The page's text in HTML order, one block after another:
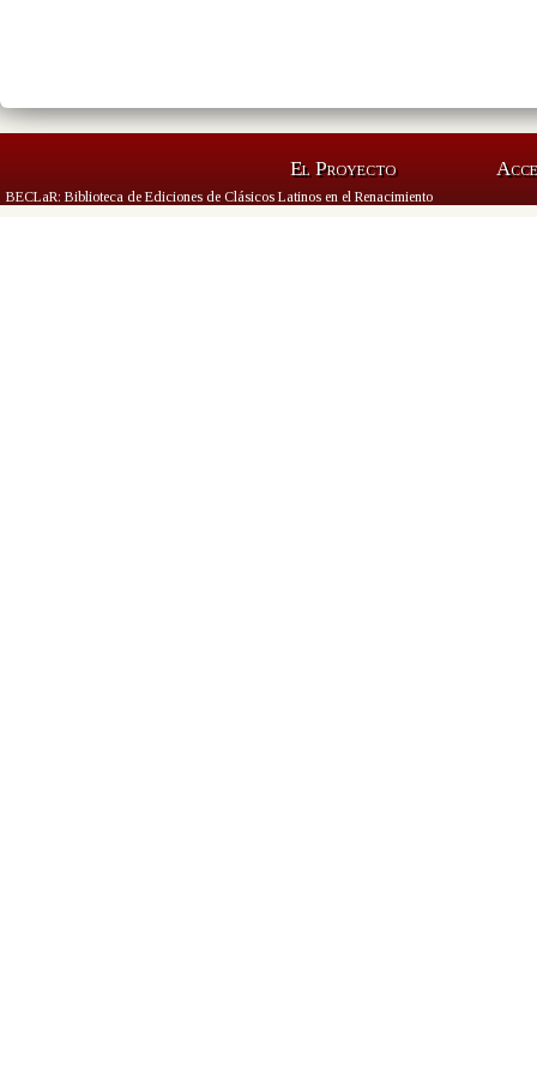
El Proyecto
BECLaR: Biblioteca de Ediciones de Clásicos Latinos en el Renacimiento